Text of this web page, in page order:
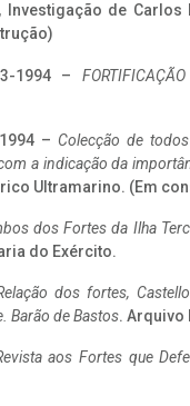
, Investigação de Carlos
1994 –
– Colecção de
a indicação da
Ultramarino. (Em
dos Fortes da Ilha
do Exército.
dos fortes,
Barão de Bastos. Arquivo
aos Fortes que